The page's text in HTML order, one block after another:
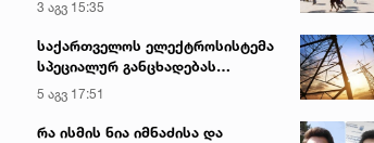
3 აგვ 15:35
საქართველოს ელექტროსისტემა
სპეციალურ განცხადებას
ავრცელებს
5 აგვ 17:51
რა ისმის ნია იმნაძისა და